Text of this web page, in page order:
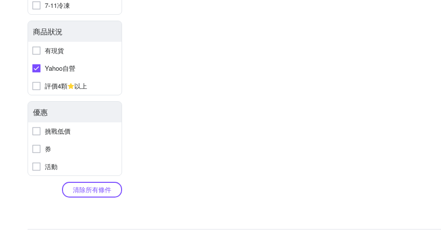
7-11冷凍
商品狀況
有現貨
Yahoo自營
評價4顆
以上
優惠
挑戰低價
券
活動
清除所有條件